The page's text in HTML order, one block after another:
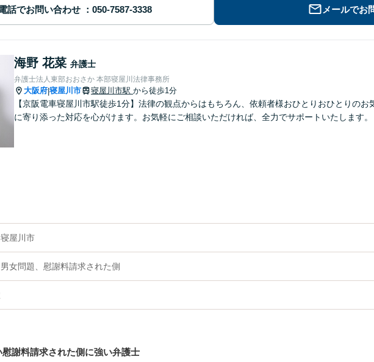
話でお問い合わせ メールでお
海野 花菜 弁護士
弁護士法人東部おおさか 本部寝屋川法律事務所
大阪府|寝屋川市 寝屋川市駅 から徒歩1分
【京阪電車寝屋川市駅徒歩1分】法律の観点からはもちろん、依頼者様おひとりおひとりのお
に寄り添った対応を心がけます。お気軽にご相談いただければ、全力でサポートいたします。
屋川市
女問題、慰謝料請求された側
謝料請求された側に強い弁護士